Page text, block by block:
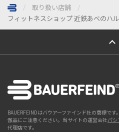
取り扱い店舗
フィットネスショップ 近鉄あべのハ
ページトップへ
BAUERFEINDはバウアーファインド社の商標で
倣品にご注意ください。当サイトの運営会社パ
代理店です。